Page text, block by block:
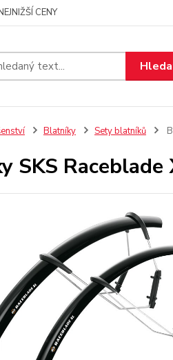
CENY
Blatníky Sety blatníků
SKS Raceblade